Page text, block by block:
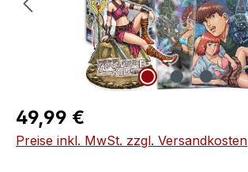
Regulärer Preis:
49,99 €
Preise inkl. MwSt. zzgl. Versandkosten